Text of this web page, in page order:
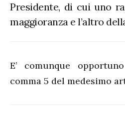
Presidente, di cui uno
maggioranza e l’altro
E’ comunque
comma 5 del medesimo